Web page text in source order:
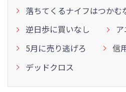
落ちてくるナイフはつかむ
逆日歩に買いなし
5月に売り逃げろ
信
デッドクロス